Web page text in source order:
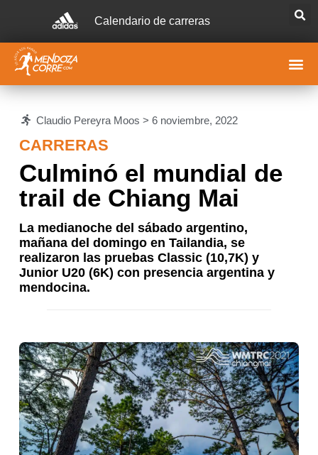
Calendario de carreras
Claudio Pereyra Moos > 6 noviembre, 2022
CARRERAS
Culminó el mundial de
trail de Chiang Mai
La medianoche del sábado argentino,
mañana del domingo en Tailandia, se
realizaron las pruebas Classic (10,7K) y
Junior U20 (6K) con presencia argentina y
mendocina.